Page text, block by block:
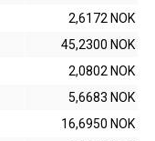
2,6172 NOK
45,2300 NOK
2,0802 NOK
5,6683 NOK
16,6950 NOK